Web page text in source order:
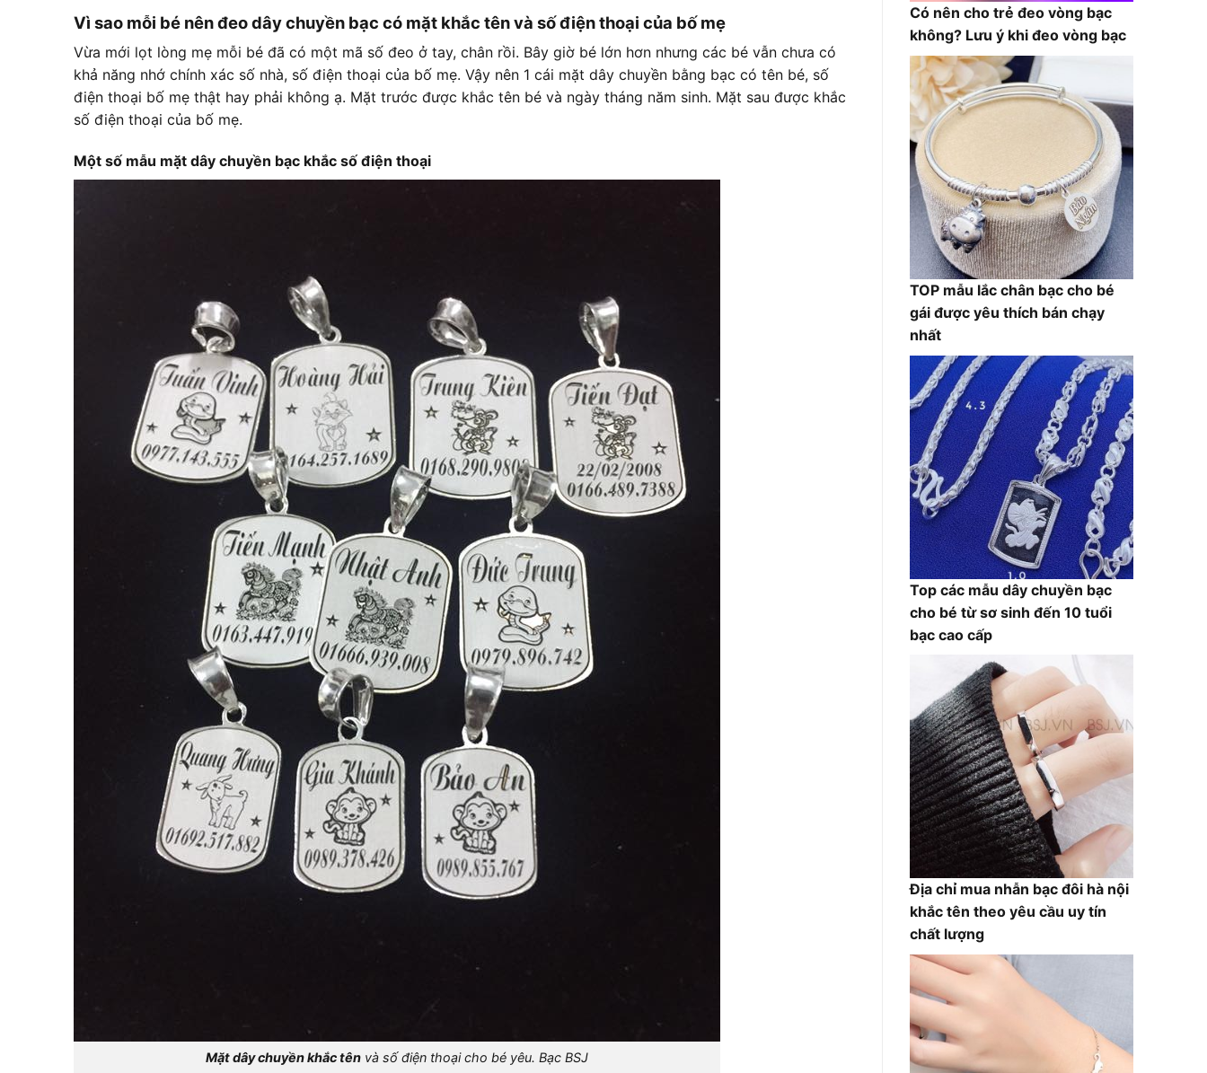
Vì sao mỗi bé nên đeo dây chuyền bạc có mặt khắc tên và số điện thoại của bố mẹ
Vừa mới lọt lòng mẹ mỗi bé đã có một mã số đeo ở tay, chân rồi. Bây giờ bé lớn hơn nhưng các bé vẫn chưa có
khả năng nhớ chính xác số nhà, số điện thoại của bố mẹ. Vậy nên 1 cái mặt dây chuyền bằng bạc có tên bé, số
điện thoại bố mẹ thật hay phải không ạ. Mặt trước được khắc tên bé và ngày tháng năm sinh. Mặt sau được khắc
số điện thoại của bố mẹ.
Một số mẫu mặt dây chuyền bạc khắc số điện thoại
Mặt dây chuyền khắc tên và số điện thoại cho bé yêu. Bạc BSJ
Có nên cho trẻ đeo vòng bạc
không? Lưu ý khi đeo vòng bạc
TOP mẫu lắc chân bạc cho bé
gái được yêu thích bán chạy
nhất
Top các mẫu dây chuyền bạc
cho bé từ sơ sinh đến 10 tuổi
bạc cao cấp
Địa chỉ mua nhẫn bạc đôi hà nội
khắc tên theo yêu cầu uy tín
chất lượng